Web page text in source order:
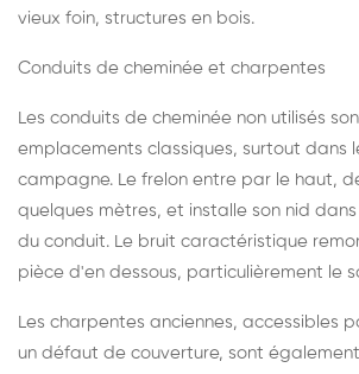
vieux foin, structures en bois.
Conduits de cheminée et charpentes
Les conduits de cheminée non utilisés
emplacements classiques, surtout dans
campagne. Le frelon entre par le haut,
quelques mètres, et installe son nid
du conduit. Le bruit caractéristique
pièce d'en dessous, particulièrement le
Les charpentes anciennes, accessibles
un défaut de couverture, sont